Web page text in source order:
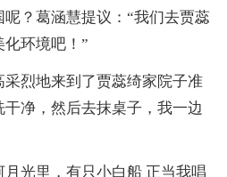
？葛涵慧提议：“我们去贾蕊
环境吧！”
烈地来到了贾蕊绮家院子准
净，然后去抹桌子，我一边
光里，有只小白船 正当我唱